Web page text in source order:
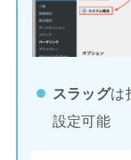
スラッグは
設定可能